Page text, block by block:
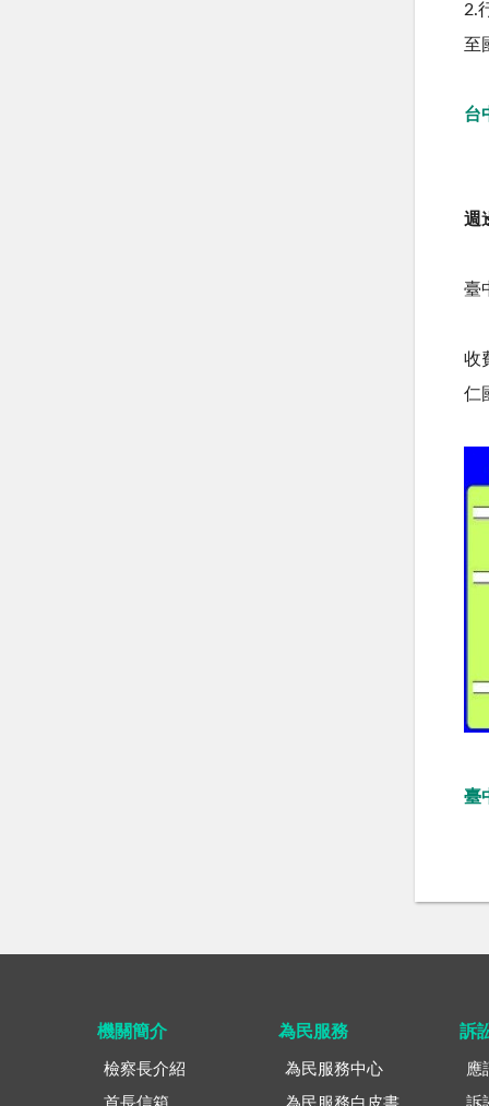
2.
至
台
週
臺
收
仁
臺
機關簡介
檢察長介紹
為民服務
為民服務中心
訴
應